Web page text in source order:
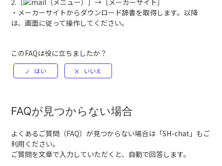
2.［
（メニュー）］→［メーカーサイト］
・メーカーサイトからダウンロード辞書を取得します。以降
は、画面に従って操作してください。
このFAQは役に立ちましたか？
FAQが見つからない場合
よくあるご質問（FAQ）が見つからない場合は「SH-chat 」もご
利用ください。
ご質問を文章で入力していただくと、自動で回答します。